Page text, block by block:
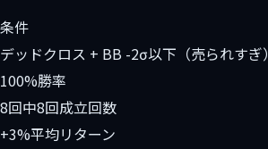
条件
デッドクロス + BB -2σ以下（売られすぎ）
100%勝率
8回中8回成立回数
+3%平均リターン